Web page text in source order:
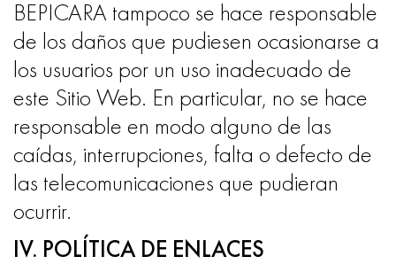
BEPICARA tampoco se hace responsable
de los daños que pudiesen ocasionarse a
los usuarios por un uso inadecuado de
este Sitio Web. En particular, no se hace
responsable en modo alguno de las
caídas, interrupciones, falta o defecto de
las telecomunicaciones que pudieran
ocurrir.
IV. POLÍTICA DE ENLACES